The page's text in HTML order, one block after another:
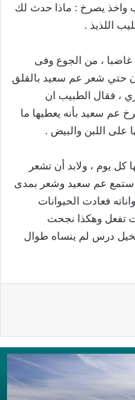
واخذ يصرخ : ماذا حدث لك
اللذيذ .
، من الجوع وفى
حتي شعر عم سعيد بالقلق
، فقال الطبيب ان
عم سعيد بأنه يعطيها ما
على اللبن والبيض .
كل يوم ، ولابد أن تشعر
استمع عم سعيد وشعر بمدى
فعادت الحيوانات
تفعل وهكذا نجحت
درس لم ينساه طوال